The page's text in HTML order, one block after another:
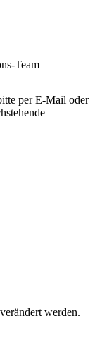
Team
per E-Mail oder
werden.